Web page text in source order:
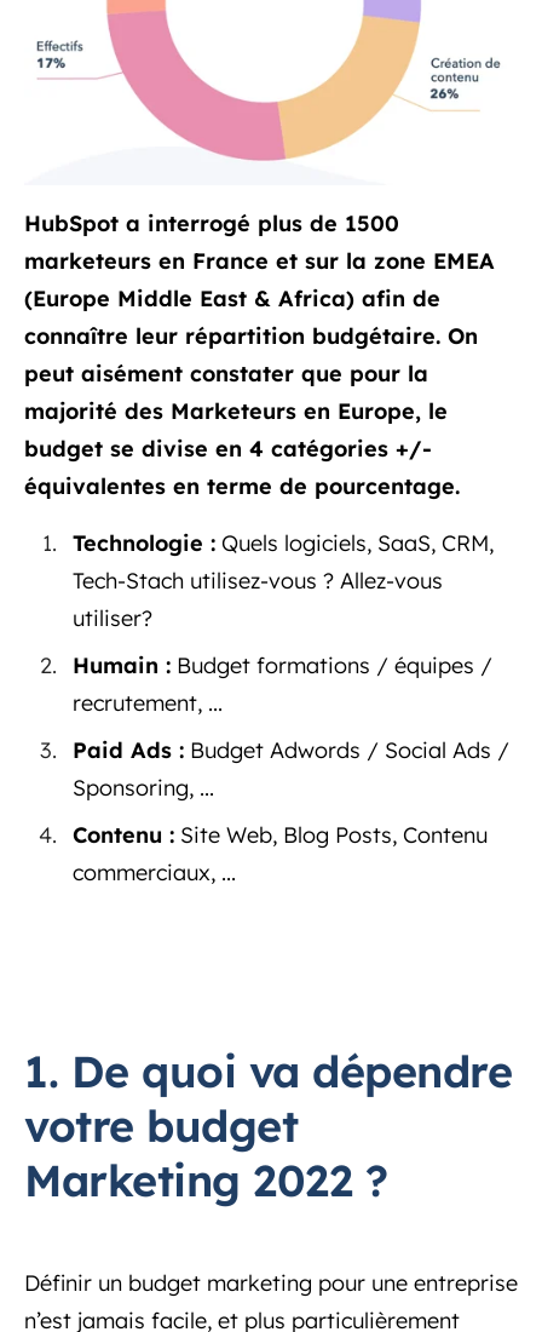
HubSpot a interrogé plus de 1500
marketeurs en France et sur la zone EMEA
(Europe Middle East & Africa) afin de
connaître leur répartition budgétaire. On
peut aisément constater que pour la
majorité des Marketeurs en Europe, le
budget se divise en 4 catégories +/-
équivalentes en terme de pourcentage.
Technologie : Quels logiciels, SaaS, CRM,
Tech-Stach utilisez-vous ? Allez-vous
utiliser?
Humain : Budget formations / équipes /
recrutement, ...
Paid Ads : Budget Adwords / Social Ads /
Sponsoring, ...
Contenu : Site Web, Blog Posts, Contenu
commerciaux, ...
1. De quoi va dépendre
votre budget
Marketing 2022 ?
Définir un budget marketing pour une entreprise
n’est jamais facile, et plus particulièrement